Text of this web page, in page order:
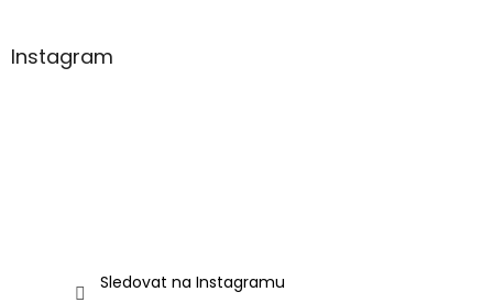
aInstagram
Sledovat na Instagramu